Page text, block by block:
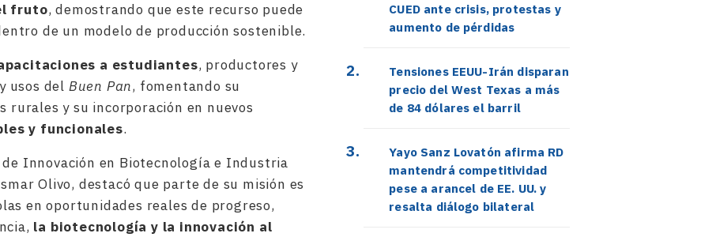
fruto, demostrando que este recurso puede
de un modelo de producción sostenible.
a estudiantes, productores y
usos del Buen Pan, fomentando su
rurales y su incorporación en nuevos
y funcionales.
Innovación en Biotecnología e Industria
Olivo, destacó que parte de su misión es
en oportunidades reales de progreso,
la biotecnología y la innovación al
CUED ante crisis, protestas y
aumento de pérdidas
Tensiones EEUU-Irán disparan
precio del West Texas a más
de 84 dólares el barril
Yayo Sanz Lovatón afirma RD
mantendrá competitividad
pese a arancel de EE. UU. y
resalta diálogo bilateral